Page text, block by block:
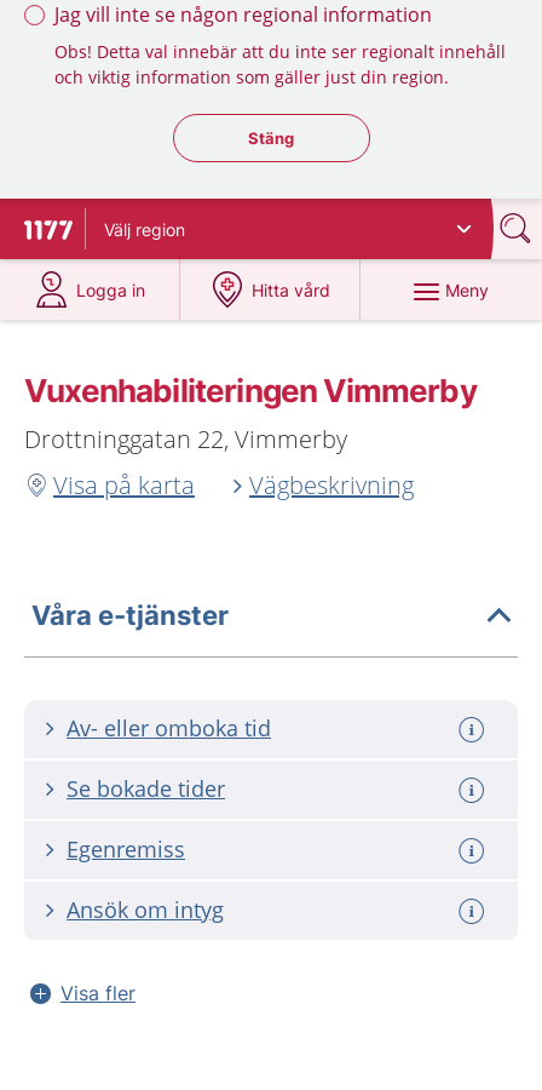
Jag vill inte se någon regional information
Obs! Detta val innebär att du inte ser regionalt innehåll
och viktig information som gäller just din region.
Stäng regionsväljaren
Stäng
Till startsidan för 1177
Välj region
Logga in
på 1177.se
Hitta vård
på 1177.se
Meny
Vuxenhabiliteringen Vimmerby
Drottninggatan 22, Vimmerby
Visa på karta
Vägbeskrivning
Våra e-tjänster
Av- eller omboka tid
Se bokade tider
Egenremiss
Ansök om intyg
Visa fler